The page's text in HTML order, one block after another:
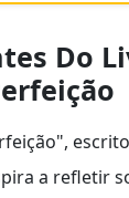
Do
a refletir